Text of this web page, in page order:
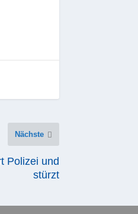
Nächste
Polizei und
stürzt